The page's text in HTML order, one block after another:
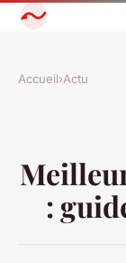
Accueil›Actu
: